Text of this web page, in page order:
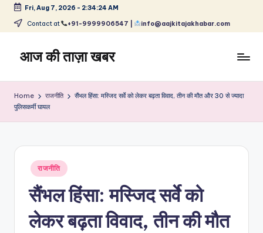
Skip
content
Fri, Aug 7, 2026 - 2:34:24 AM
Contact at +91-9999906547 | info@aajkitajakhabar.com
आज की ताज़ा खबर
ताज़ा
खेल,
व्यापार
और
Home राजनीति
सैंभल हिंसा: मस्जिद सर्वे को लेकर बढ़ता विवाद, तीन की मौत और 30 से ज्यादा
पुलिसकर्मी घायल
Posted
in
राजनीति
सैंभल हिंसा: मस्जिद सर्वे को
लेकर बढ़ता विवाद, तीन की मौत